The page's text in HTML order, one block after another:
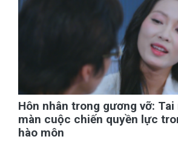
Hôn nhân trong gương vỡ:
màn cuộc chiến quyền lực
hào môn